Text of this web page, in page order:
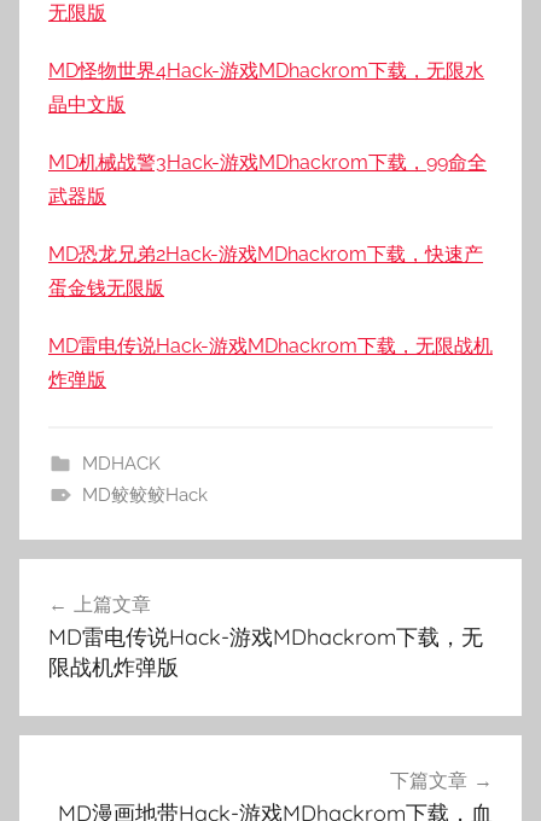
无限版
MD怪物世界4Hack-游戏MDhackrom下载，无限水
晶中文版
MD机械战警3Hack-游戏MDhackrom下载，99命全
武器版
MD恐龙兄弟2Hack-游戏MDhackrom下载，快速产
蛋金钱无限版
MD雷电传说Hack-游戏MDhackrom下载，无限战机
炸弹版
MDHACK
MD鲛鲛鲛Hack
航
上篇文章
MD雷电传说Hack-游戏MDhackrom下载，无
限战机炸弹版
下篇文章
MD漫画地带Hack-游戏MDhackrom下载，血